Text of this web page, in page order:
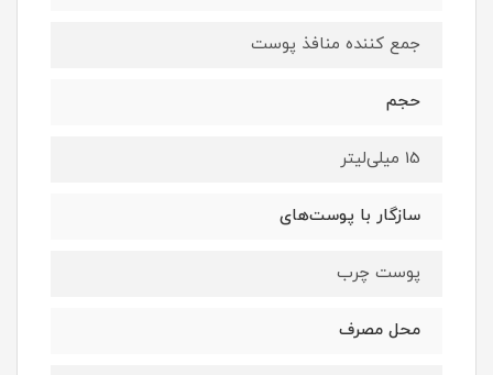
جمع کننده منافذ پوست
حجم
15 میلی‌لیتر
سازگار با پوست‌های
پوست چرب
محل مصرف